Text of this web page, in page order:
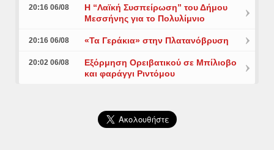
20:16 06/08
Η “Λαϊκή Συσπείρωση” του Δήμου
Μεσσήνης για το Πολυλίμνιο
20:16 06/08 «Τα Γεράκια» στην Πλατανόβρυση
20:02 06/08
Εξόρμηση Ορειβατικού σε Μπίλιοβο
και φαράγγι Ριντόμου